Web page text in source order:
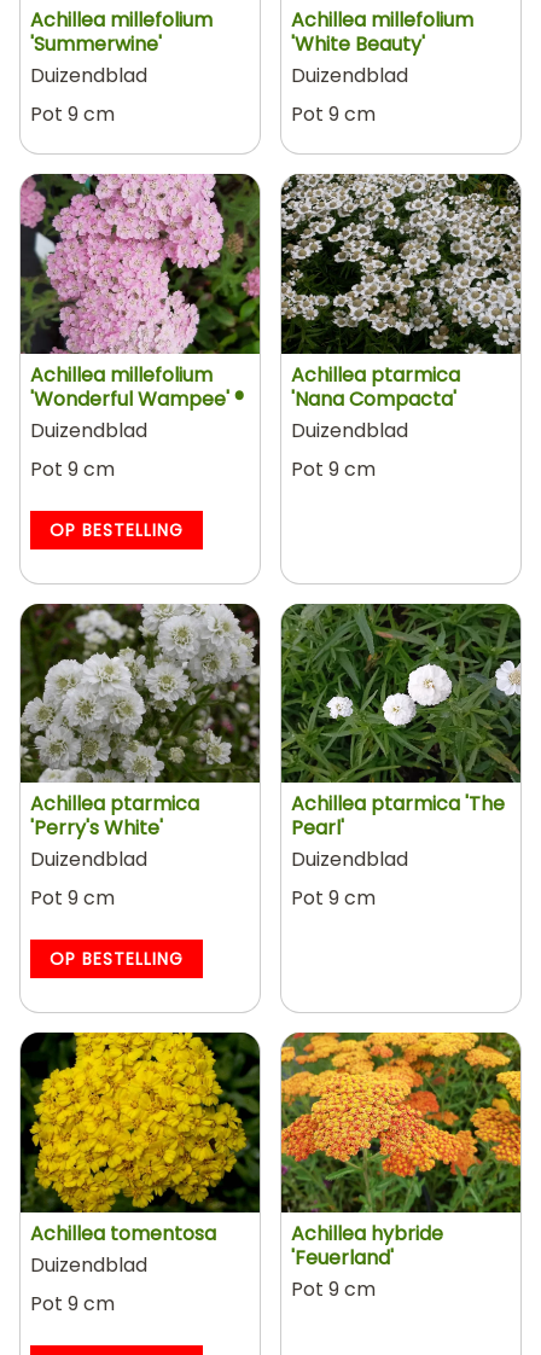
Achillea millefolium
'Summerwine'
Duizendblad
Pot 9 cm
Achillea millefolium
'White Beauty'
Duizendblad
Pot 9 cm
Achillea millefolium
'Wonderful Wampee' ®
Duizendblad
Pot 9 cm
OP BESTELLING
Achillea ptarmica
'Nana Compacta'
Duizendblad
Pot 9 cm
Achillea ptarmica
'Perry's White'
Duizendblad
Pot 9 cm
OP BESTELLING
Achillea ptarmica 'The
Pearl'
Duizendblad
Pot 9 cm
Achillea tomentosa
Duizendblad
Pot 9 cm
Achillea hybride
'Feuerland'
Pot 9 cm